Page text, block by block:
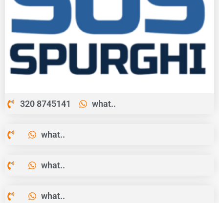
320 8745141 what..
what..
what..
what..